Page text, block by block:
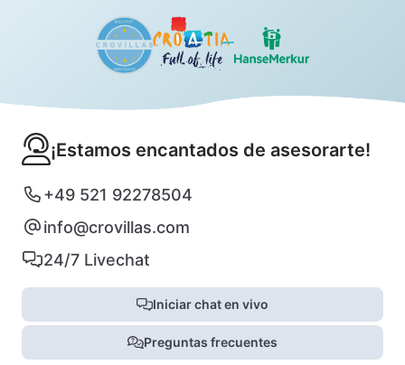
¡Estamos encantados de asesorarte!
+49 521 92278504
info@crovillas.com
24/7 Livechat
Iniciar chat en vivo
Preguntas frecuentes